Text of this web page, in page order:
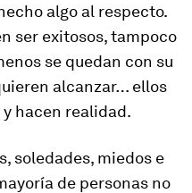
algo al respecto.
ser exitosos, tampoco
se quedan con su
alcanzar… ellos
hacen realidad.
soledades, miedos e
de personas no